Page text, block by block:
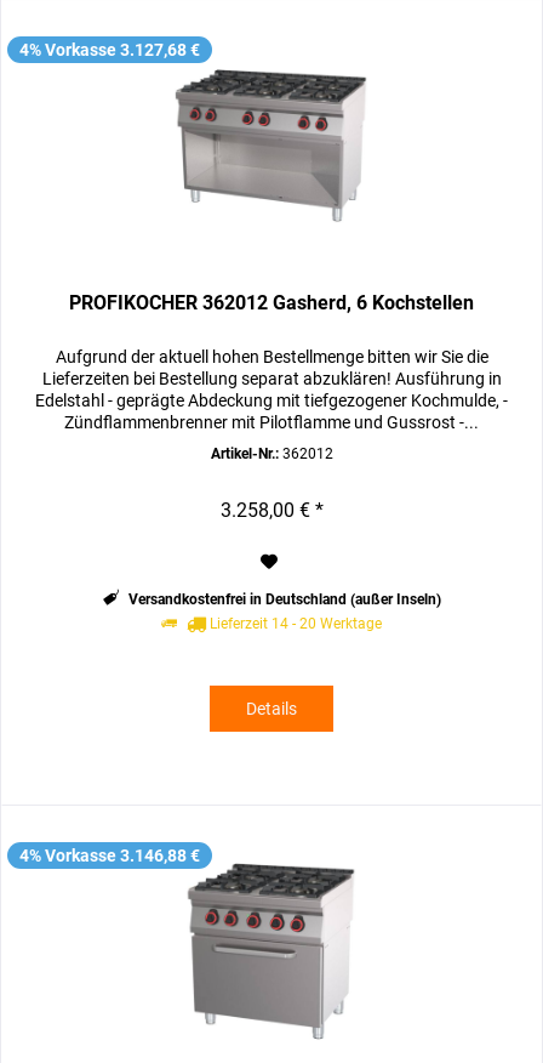
4% Vorkasse 3.127,68 €
PROFIKOCHER 362012 Gasherd, 6 Kochstellen
Aufgrund der aktuell hohen Bestellmenge bitten wir Sie die
Lieferzeiten bei Bestellung separat abzuklären! Ausführung in
Edelstahl - geprägte Abdeckung mit tiefgezogener Kochmulde, -
Zündflammenbrenner mit Pilotflamme und Gussrost -...
Artikel-Nr.:362012
3.258,00 € *
Versandkostenfrei in Deutschland (außer Inseln)
Lieferzeit 14 - 20 Werktage
Details
4% Vorkasse 3.146,88 €